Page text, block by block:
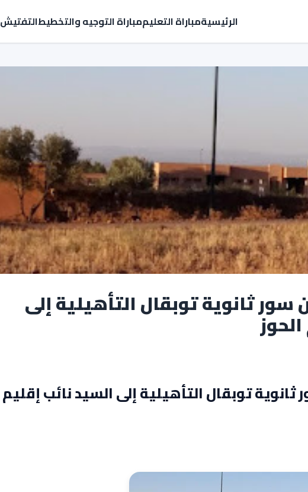
الرئيسيةمباراة التعليممباراة التوجيه والتخطيطالتفتيش
ثانوية توبقال التأهيلية إلى
توبقال التأهيلية إلى السيد نائب إقليم